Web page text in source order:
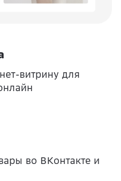
витрину для
во ВКонтакте и